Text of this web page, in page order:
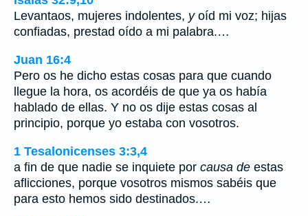
Levantaos, mujeres indolentes, yoíd mi voz; hijas
confiadas, prestad oído a mi palabra.…
Juan 16:4
Pero os he dicho estas cosas para que cuando
llegue la hora, os acordéis de que ya os había
hablado de ellas. Y no os dije estas cosas al
principio, porque yo estaba con vosotros.
1 Tesalonicenses 3:3,4
a fin de que nadie se inquiete por causa de estas
aflicciones, porque vosotros mismos sabéis que
para esto hemos sido destinados.…